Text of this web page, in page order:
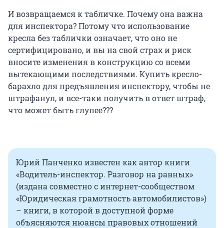
И возвращаемся к табличке. Почему она важна
для инспектора? Потому что использование
кресла без таблички означает, что оно не
сертифицировано, и вы на свой страх и риск
вносите изменения в конструкцию со всеми
вытекающими последствиями. Купить кресло-
барахло для предъявления инспектору, чтобы не
штрафанул, и все-таки получить в ответ штраф,
что может быть глупее???
Юрий Панченко известен как автор книги
«Водитель-инспектор. Разговор на равных»
(издана совместно с интернет-сообществом
«Юридическая грамотность автомобилистов»)
– книги, в которой в доступной форме
объясняются нюансы правовых отношений